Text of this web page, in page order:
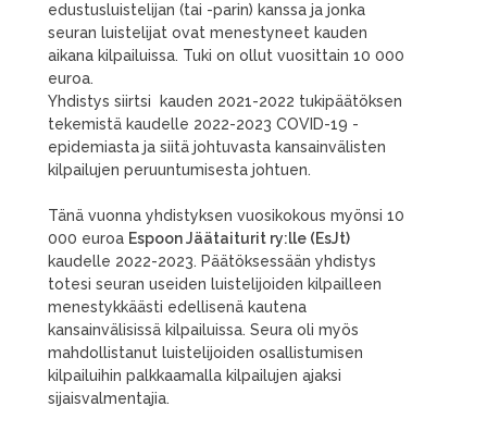
edustusluistelijan (tai -parin) kanssa ja jonka
seuran luistelijat ovat menestyneet kauden
aikana kilpailuissa. Tuki on ollut vuosittain 10 000
euroa.
Yhdistys siirtsi kauden 2021-2022 tukipäätöksen
tekemistä kaudelle 2022-2023 COVID-19 -
epidemiasta ja siitä johtuvasta kansainvälisten
kilpailujen peruuntumisesta johtuen.
Tänä vuonna yhdistyksen vuosikokous myönsi 10
000 euroa Espoon Jäätaiturit ry:lle (EsJt)
kaudelle 2022-2023. Päätöksessään yhdistys
totesi seuran useiden luistelijoiden kilpailleen
menestykkäästi edellisenä kautena
kansainvälisissä kilpailuissa. Seura oli myös
mahdollistanut luistelijoiden osallistumisen
kilpailuihin palkkaamalla kilpailujen ajaksi
sijaisvalmentajia.